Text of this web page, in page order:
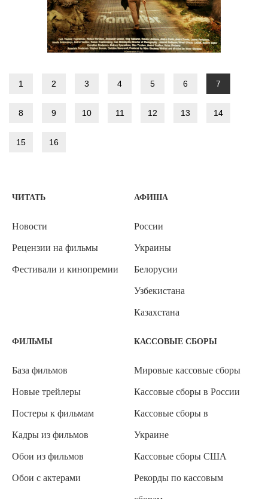
1 2 3 4 5 6 7
8 9 10 11 12 13 14
15 16
ЧИТАТЬ
Новости
Рецензии на фильмы
Фестивали и кинопремии
АФИША
России
Украины
Белорусии
Узбекистана
Казахстана
ФИЛЬМЫ
База фильмов
Новые трейлеры
Постеры к фильмам
Кадры из фильмов
Обои из фильмов
Обои с актерами
КАССОВЫЕ СБОРЫ
Мировые кассовые сборы
Кассовые сборы в России
Кассовые сборы в
Украине
Кассовые сборы США
Рекорды по кассовым